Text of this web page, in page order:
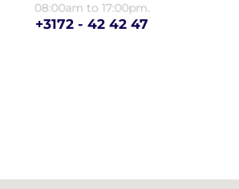
08:00am to 17:00pm.
+3172 - 42 42 47